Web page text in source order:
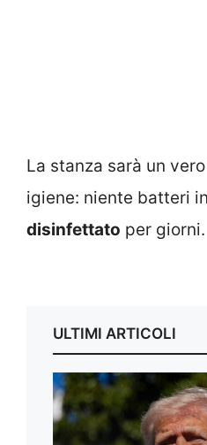
La stanza sarà un
igiene: niente batteri
disinfettato per giorni.
ULTIMI ARTICOLI